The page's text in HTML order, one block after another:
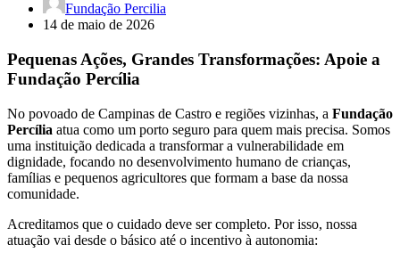
Fundação Percilia
14 de maio de 2026
Pequenas Ações, Grandes Transformações: Apoie a
Fundação Percília
No povoado de Campinas de Castro e regiões vizinhas, a Fundação
Percília atua como um porto seguro para quem mais precisa. Somos
uma instituição dedicada a transformar a vulnerabilidade em
dignidade, focando no desenvolvimento humano de crianças,
famílias e pequenos agricultores que formam a base da nossa
comunidade.
Acreditamos que o cuidado deve ser completo. Por isso, nossa
atuação vai desde o básico até o incentivo à autonomia: